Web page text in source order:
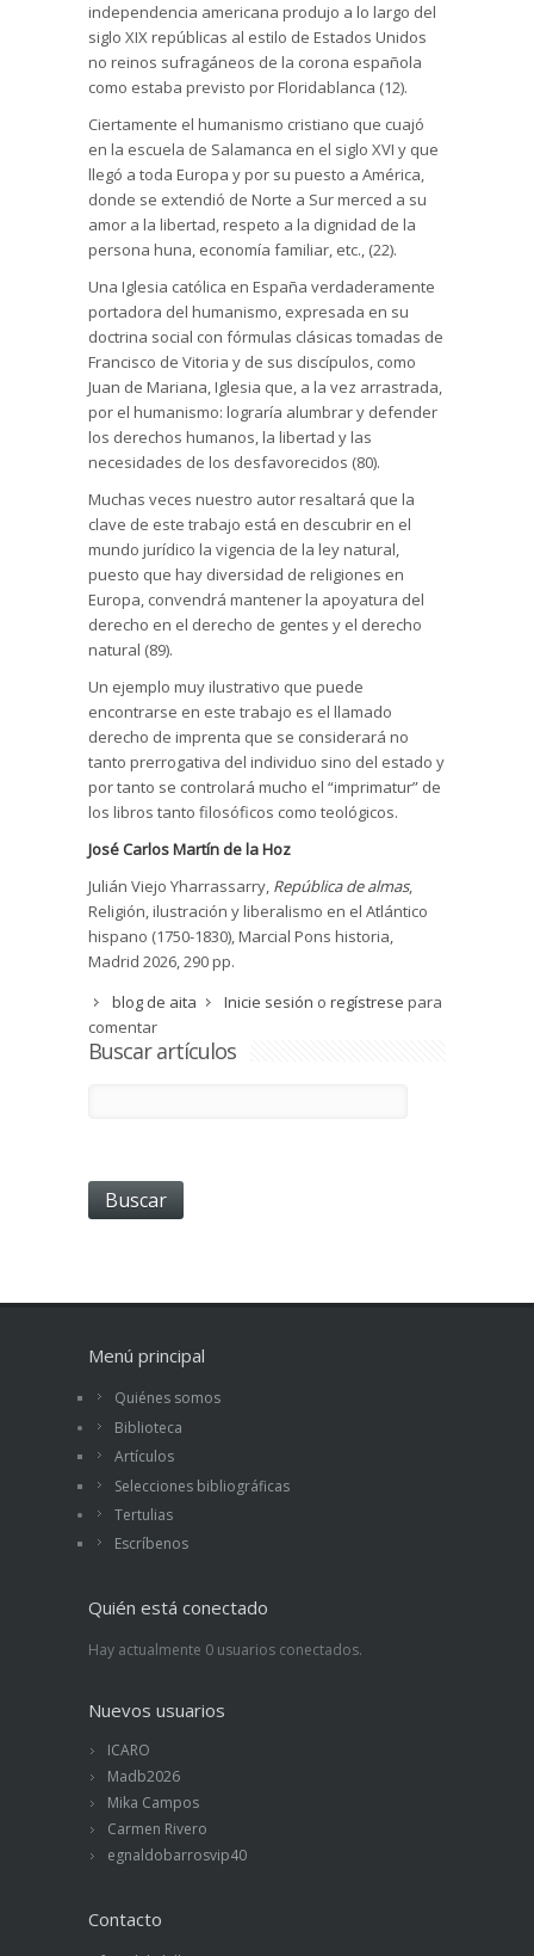
independencia americana produjo a lo largo del
siglo XIX repúblicas al estilo de Estados Unidos
no reinos sufragáneos de la corona española
como estaba previsto por Floridablanca (12).
Ciertamente el humanismo cristiano que cuajó
en la escuela de Salamanca en el siglo XVI y que
llegó a toda Europa y por su puesto a América,
donde se extendió de Norte a Sur merced a su
amor a la libertad, respeto a la dignidad de la
persona huna, economía familiar, etc., (22).
Una Iglesia católica en España verdaderamente
portadora del humanismo, expresada en su
doctrina social con fórmulas clásicas tomadas de
Francisco de Vitoria y de sus discípulos, como
Juan de Mariana, Iglesia que, a la vez arrastrada,
por el humanismo: lograría alumbrar y defender
los derechos humanos, la libertad y las
necesidades de los desfavorecidos (80).
Muchas veces nuestro autor resaltará que la
clave de este trabajo está en descubrir en el
mundo jurídico la vigencia de la ley natural,
puesto que hay diversidad de religiones en
Europa, convendrá mantener la apoyatura del
derecho en el derecho de gentes y el derecho
natural (89).
Un ejemplo muy ilustrativo que puede
encontrarse en este trabajo es el llamado
derecho de imprenta que se considerará no
tanto prerrogativa del individuo sino del estado y
por tanto se controlará mucho el “imprimatur” de
los libros tanto filosóficos como teológicos.
José Carlos Martín de la Hoz
Julián Viejo Yharrassarry, República de almas,
Religión, ilustración y liberalismo en el Atlántico
hispano (1750-1830), Marcial Pons historia,
Madrid 2026, 290 pp.
blog de aita
Inicie sesión o regístrese para
comentar
Buscar artículos
Menú principal
Quiénes somos
Biblioteca
Artículos
Selecciones bibliográficas
Tertulias
Escríbenos
Quién está conectado
Hay actualmente 0 usuarios conectados.
Nuevos usuarios
ICARO
Madb2026
Mika Campos
Carmen Rivero
egnaldobarrosvip40
Contacto